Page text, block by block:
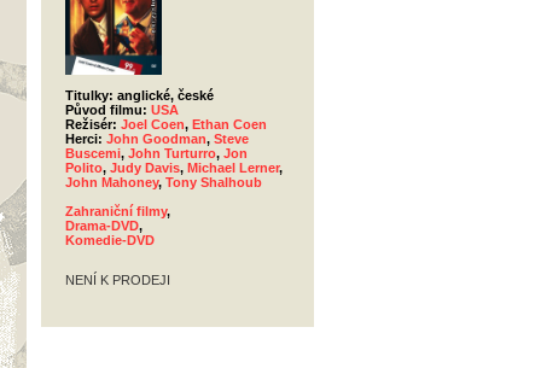
Titulky: anglické, české
Původ filmu: USA
Režisér: Joel Coen, Ethan Coen
Herci: John Goodman, Steve
Buscemi, John Turturro, Jon
Polito, Judy Davis, Michael Lerner,
John Mahoney, Tony Shalhoub
Zahraniční filmy,
Drama-DVD,
Komedie-DVD
NENÍ K PRODEJI